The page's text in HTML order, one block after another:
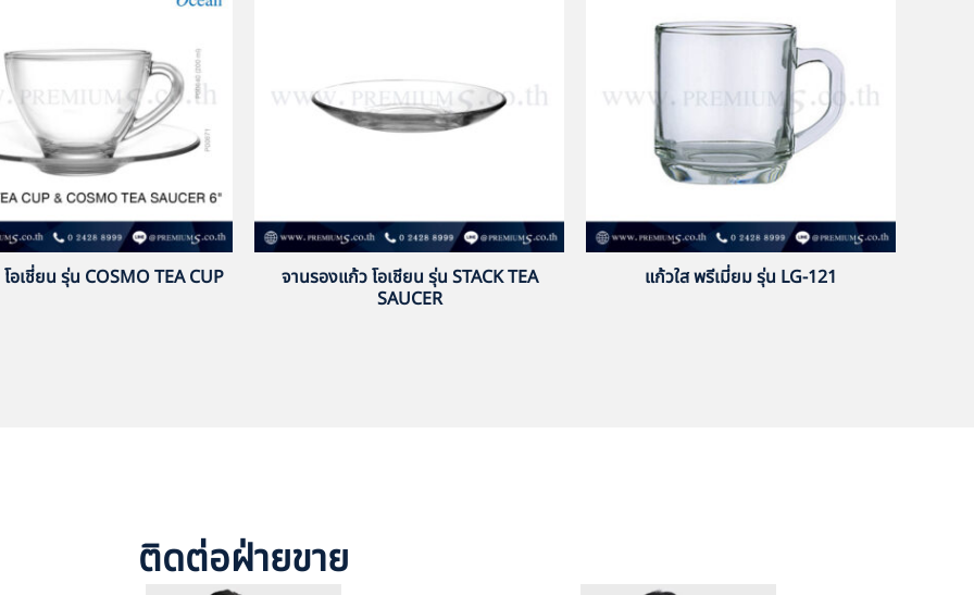
อเชี่ยน รุ่น COSMO TEA CUP
จานรองแก้ว โอเชียน รุ่น STACK TEA
SAUCER
แก้วใส พรีเมี่ยม รุ่น LG-121
ติดต่อฝ่ายขาย